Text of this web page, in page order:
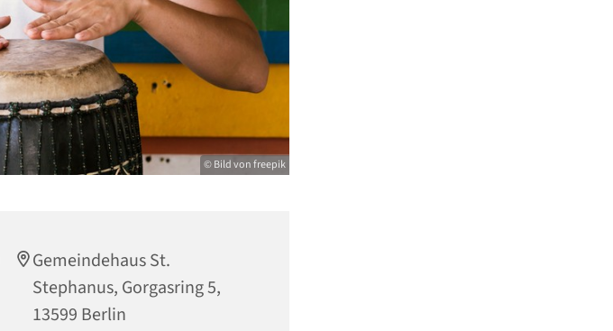
© Bild von freepik
Gemeindehaus St.
Stephanus, Gorgasring 5,
13599 Berlin